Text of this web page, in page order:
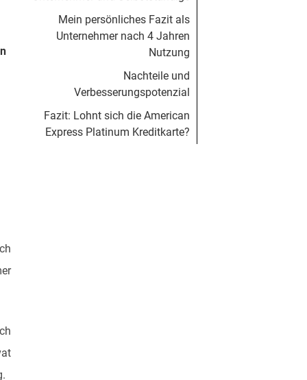
Mein persönliches Fazit als
Unternehmer nach 4 Jahren
Nutzung
Nachteile und
Verbesserungspotenzial
Fazit: Lohnt sich die American
Express Platinum Kreditkarte?